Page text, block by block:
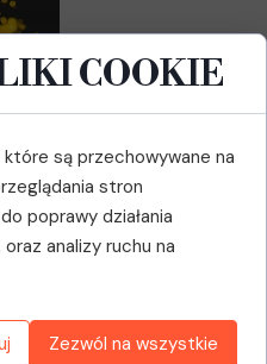
COOKIE
są przechowywane na
stron
poprawy działania
analizy ruchu na
Zezwól na wszystkie